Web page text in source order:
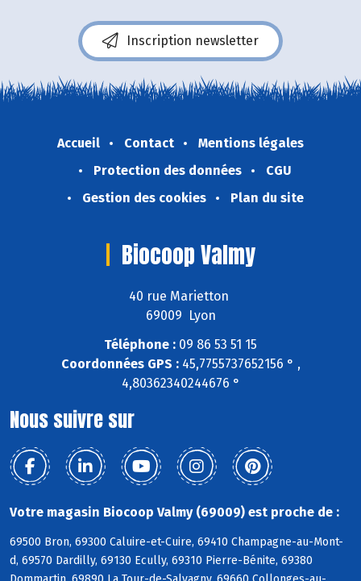
Inscription newsletter
Accueil Contact
Mentions légales
Protection des données
CGU
Gestion des cookies
Plan du site
Biocoop Valmy
40 rue Marietton
69009 Lyon
Téléphone : 09 86 53 51 15
Coordonnées GPS :45,7755737652156 ° ,
4,80362340244676 °
Nous suivre sur
Votre magasin Biocoop Valmy (69009) est proche de :
69500 Bron, 69300 Caluire-et-Cuire, 69410 Champagne-au-Mont-
d, 69570 Dardilly, 69130 Ecully, 69310 Pierre-Bénite, 69380